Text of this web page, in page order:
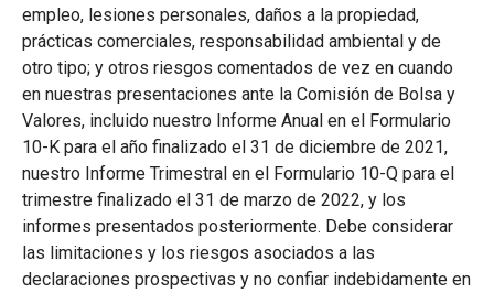
empleo, lesiones personales, daños a la propiedad,
prácticas comerciales, responsabilidad ambiental y de
otro tipo; y otros riesgos comentados de vez en cuando
en nuestras presentaciones ante la Comisión de Bolsa y
Valores, incluido nuestro Informe Anual en el Formulario
10-K para el año finalizado el 31 de diciembre de 2021,
nuestro Informe Trimestral en el Formulario 10-Q para el
trimestre finalizado el 31 de marzo de 2022, y los
informes presentados posteriormente. Debe considerar
las limitaciones y los riesgos asociados a las
declaraciones prospectivas y no confiar indebidamente en